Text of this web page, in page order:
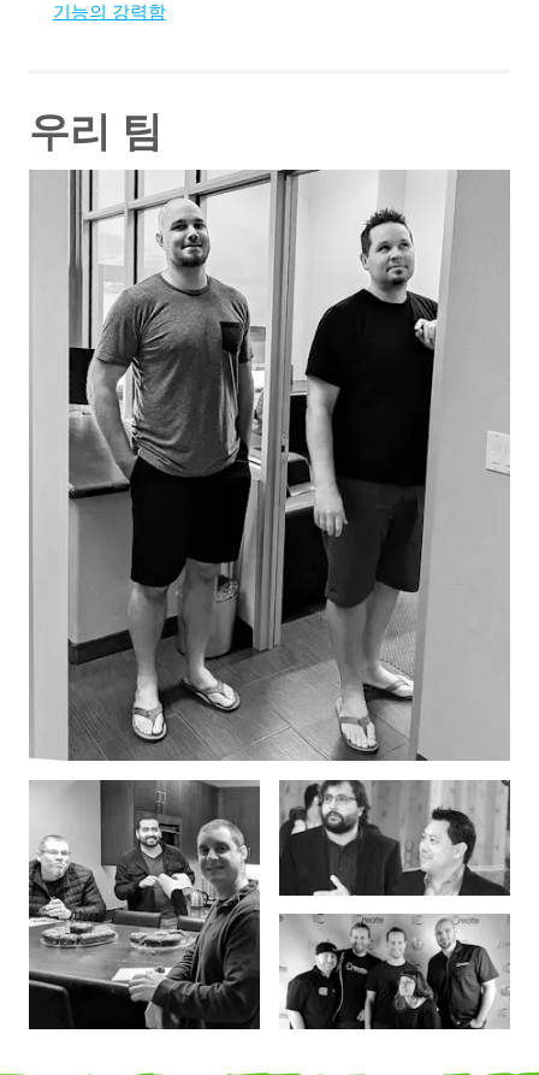
기능의 강력함
우리 팀